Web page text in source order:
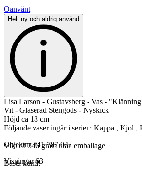
Oanvänt
Helt ny och aldrig använd
Lisa Larson - Gustavsberg - Vas -
Vit - Glaserad Stengods - Nyskick
Höjd ca 18 cm
Följande vaser ingår i serien: Kappa , Kjol ,
Vikt ca 346 gram utan emballage
Bästa kund!
Objektnr 741 787 042
Visningar 63